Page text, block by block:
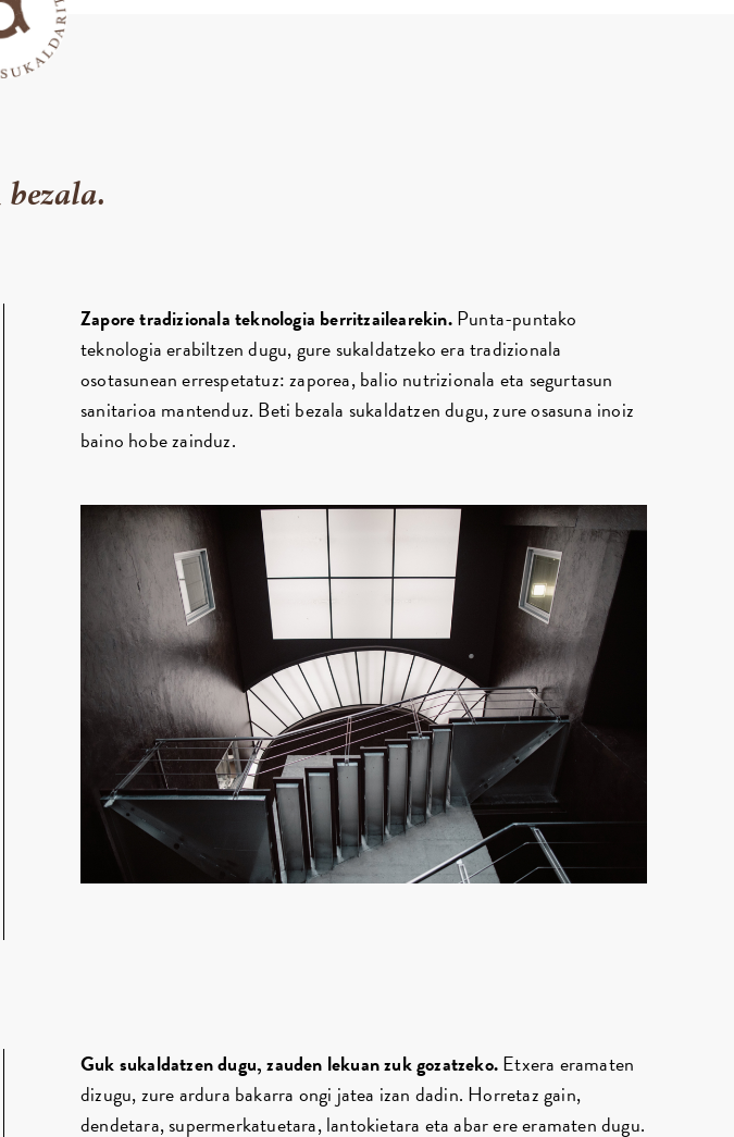
bezala.
Zapore tradizionala teknologia berritzailearekin.Punta-puntako
teknologia erabiltzen dugu, gure sukaldatzeko era tradizionala
osotasunean errespetatuz: zaporea, balio nutrizionala eta segurtasun
sanitarioa mantenduz. Beti bezala sukaldatzen dugu, zure osasuna inoiz
baino hobe zainduz.
Guk sukaldatzen dugu, zauden lekuan zuk gozatzeko.Etxera eramaten
dizugu, zure ardura bakarra ongi jatea izan dadin. Horretaz gain,
dendetara, supermerkatuetara, lantokietara eta abar ere eramaten dugu.